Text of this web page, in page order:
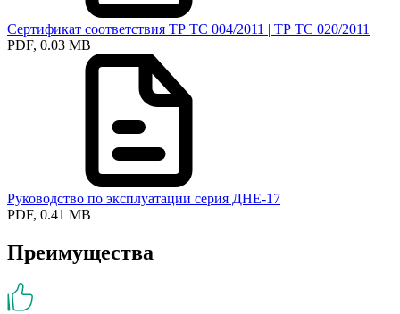
Сертификат соответствия ТР ТС 004/2011 | ТР ТС 020/2011
PDF, 0.03 MB
Руководство по эксплуатации серия ДНЕ-17
PDF, 0.41 MB
Преимущества